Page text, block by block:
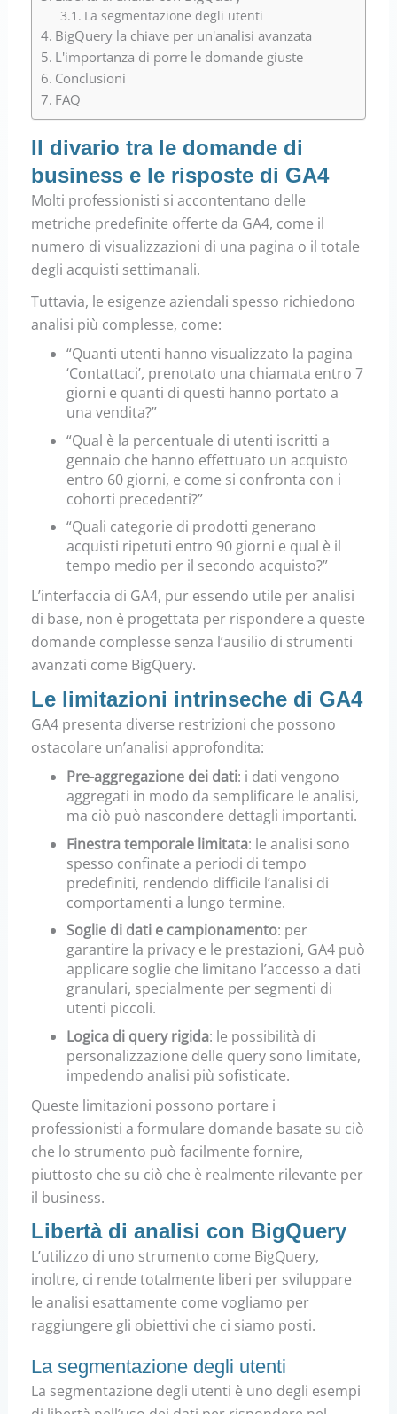
La segmentazione degli utenti
BigQuery la chiave per un'analisi avanzata
L'importanza di porre le domande giuste
Conclusioni
FAQ
Il divario tra le domande di
business e le risposte di GA4
Molti professionisti si accontentano delle
metriche predefinite offerte da GA4, come il
numero di visualizzazioni di una pagina o il totale
degli acquisti settimanali.
Tuttavia, le esigenze aziendali spesso richiedono
analisi più complesse, come:
“Quanti utenti hanno visualizzato la pagina
‘Contattaci’, prenotato una chiamata entro 7
giorni e quanti di questi hanno portato a
una vendita?”
“Qual è la percentuale di utenti iscritti a
gennaio che hanno effettuato un acquisto
entro 60 giorni, e come si confronta con i
cohorti precedenti?”
“Quali categorie di prodotti generano
acquisti ripetuti entro 90 giorni e qual è il
tempo medio per il secondo acquisto?”
L’interfaccia di GA4, pur essendo utile per analisi
di base, non è progettata per rispondere a queste
domande complesse senza l’ausilio di strumenti
avanzati come BigQuery.
Le limitazioni intrinseche di GA4
GA4 presenta diverse restrizioni che possono
ostacolare un’analisi approfondita:
Pre-aggregazione dei dati: i dati vengono
aggregati in modo da semplificare le analisi,
ma ciò può nascondere dettagli importanti.
Finestra temporale limitata: le analisi sono
spesso confinate a periodi di tempo
predefiniti, rendendo difficile l’analisi di
comportamenti a lungo termine.
Soglie di dati e campionamento: per
garantire la privacy e le prestazioni, GA4 può
applicare soglie che limitano l’accesso a dati
granulari, specialmente per segmenti di
utenti piccoli.
Logica di query rigida: le possibilità di
personalizzazione delle query sono limitate,
impedendo analisi più sofisticate.
Queste limitazioni possono portare i
professionisti a formulare domande basate su ciò
che lo strumento può facilmente fornire,
piuttosto che su ciò che è realmente rilevante per
il business.
Libertà di analisi con BigQuery
L’utilizzo di uno strumento come BigQuery,
inoltre, ci rende totalmente liberi per sviluppare
le analisi esattamente come vogliamo per
raggiungere gli obiettivi che ci siamo posti.
La segmentazione degli utenti
La segmentazione degli utenti è uno degli esempi